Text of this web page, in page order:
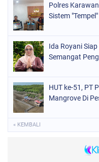
Polres
Sistem "Tempel"
Ida Royani
Semangat
HUT ke-51, PT
Mangrove Di
« KEMBALI